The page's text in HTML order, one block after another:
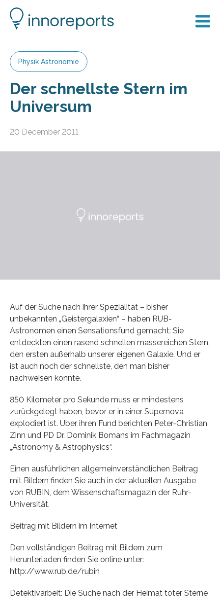
Physik Astronomie
Der schnellste Stern im
Universum
20 December 2011
Auf der Suche nach ihrer Spezialität – bisher
unbekannten „Geistergalaxien“ – haben RUB-
Astronomen einen Sensationsfund gemacht: Sie
entdeckten einen rasend schnellen massereichen Stern,
den ersten außerhalb unserer eigenen Galaxie. Und er
ist auch noch der schnellste, den man bisher
nachweisen konnte.
850 Kilometer pro Sekunde muss er mindestens
zurückgelegt haben, bevor er in einer Supernova
explodiert ist. Über ihren Fund berichten Peter-Christian
Zinn und PD Dr. Dominik Bomans im Fachmagazin
„Astronomy & Astrophysics“.
Einen ausführlichen allgemeinverständlichen Beitrag
mit Bildern finden Sie auch in der aktuellen Ausgabe
von RUBIN, dem Wissenschaftsmagazin der Ruhr-
Universität.
Beitrag mit Bildern im Internet
Den vollständigen Beitrag mit Bildern zum
Herunterladen finden Sie online unter:
http://www.rub.de/rubin
Detektivarbeit: Die Suche nach der Heimat toter Sterne